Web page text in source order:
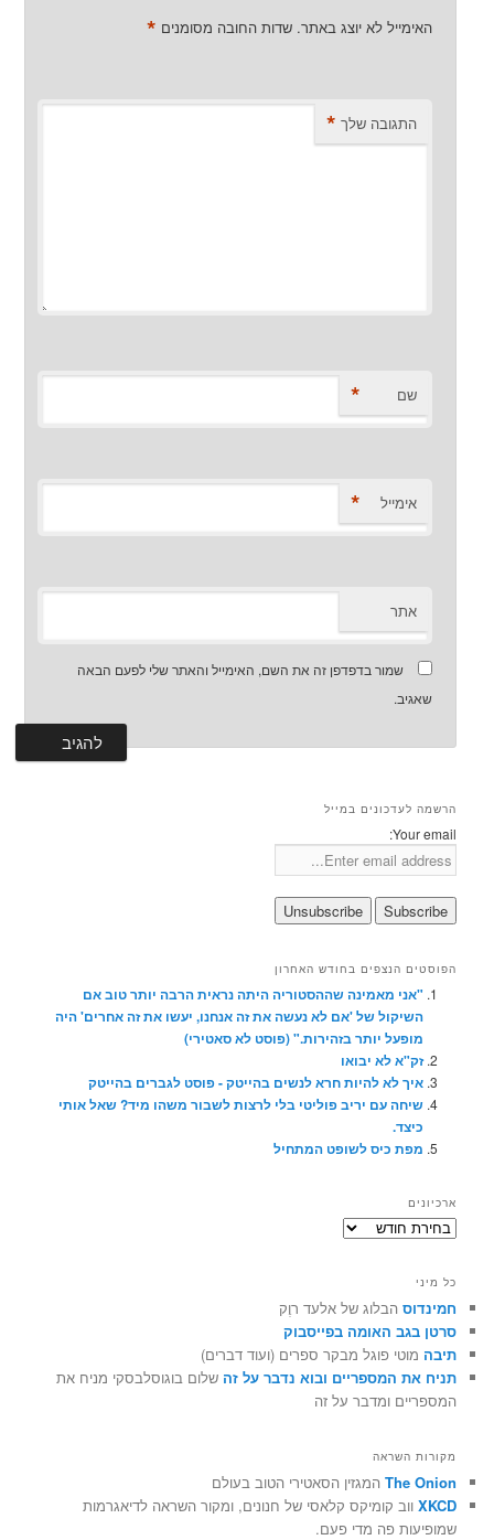
האימייל לא יוצג באתר. שדות החובה מסומנים *
התגובה שלך *
שם *
אימייל *
אתר
שמור בדפדפן זה את השם, האימייל והאתר שלי לפעם הבאה
שאגיב.
הרשמה לעדכונים במייל
Your email:
הפוסטים הנצפים בחודש האחרון
"אני מאמינה שההסטוריה היתה נראית הרבה יותר טוב אם
השיקול של 'אם לא נעשה את זה אנחנו, יעשו את זה אחרים' היה
מופעל יותר בזהירות." (פוסט לא סאטירי)
זק"א לא יבואו
איך לא להיות חרא לנשים בהייטק - פוסט לגברים בהייטק
שיחה עם יריב פוליטי בלי לרצות לשבור משהו מיד? שאל אותי
כיצד.
מפת כיס לשופט המתחיל
ארכיונים
ארכיונים
כל מיני
חמינדוס הבלוג של אלעד רוֶק
סרטן בגב האומה בפייסבוק
תיבה מוטי פוגל מבקר ספרים (ועוד דברים)
תניח את המספריים ובוא נדבר על זה שלום בוגוסלבסקי מניח את
המספריים ומדבר על זה
מקורות השראה
The Onion המגזין הסאטירי הטוב בעולם
XKCD ווב קומיקס קלאסי של חנונים, ומקור השראה לדיאגרמות
שמופיעות פה מדי פעם.